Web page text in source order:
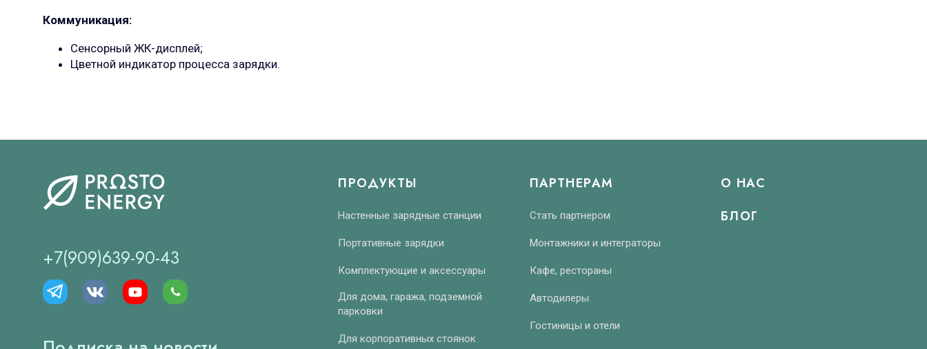
Коммуникация:
Сенсорный ЖК-дисплей;
Цветной индикатор процесса зарядки.
+7(909)639-90-43
ПРОДУКТЫ
Настенные зарядные станции
Портативные зарядки
Комплектующие и аксессуары
Для дома, гаража, подземной
парковки
Для корпоративных стоянок
ПАРТНЕРАМ
Стать партнером
Монтажники и интеграторы
Кафе, рестораны
Автодилеры
Гостиницы и отели
О НАС
БЛОГ